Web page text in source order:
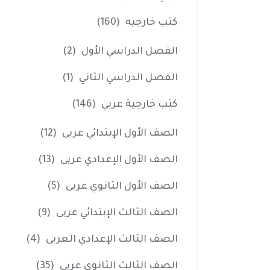
كتب خارجيه (160)
الفصل الدراسي الأول (2)
الفصل الدراسي الثاني (1)
كتب خارجية عربي (146)
الصف الأول الإبتدائي عربى (12)
الصف الأول الإعدادي عربى (13)
الصف الأول الثانوي عربى (5)
الصف الثالث الإبتدائي عربى (9)
الصف الثالث الإعدادي العربى (4)
الصف الثالث الثانوي عربى (35)